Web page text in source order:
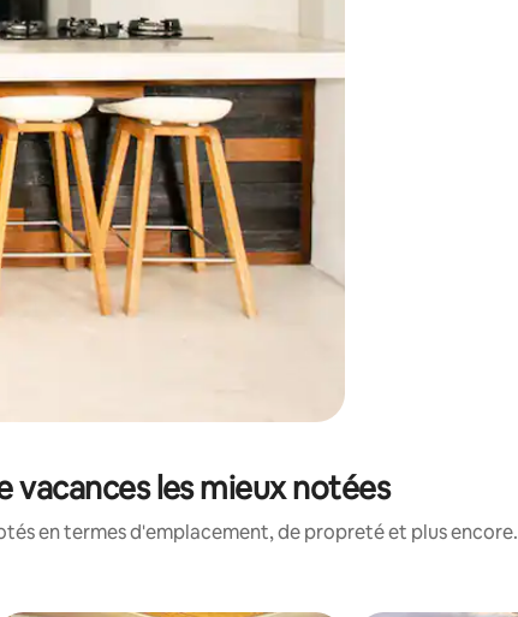
ou en appuyant et en faisant glisser.
vacances les mieux notées
en termes d'emplacement, de propreté et plus encore.